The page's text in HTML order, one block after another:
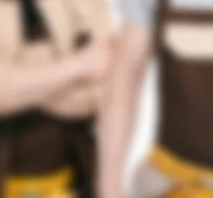
данных